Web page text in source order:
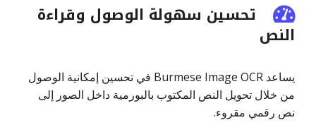
تحسين سهولة الوصول وقراءة
النص
يساعد Burmese Image OCR في تحسين إمكانية الوصول
من خلال تحويل النص المكتوب بالبورمية داخل الصور إلى
نص رقمي مقروء.